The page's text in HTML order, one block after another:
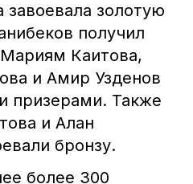
золотую
получил
Каитова,
и Амир Узденов
призерами. Также
и Алан
бронзу.
более 300